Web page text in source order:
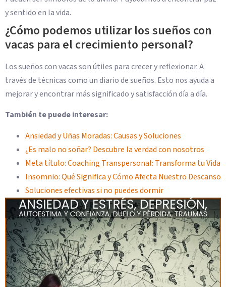
y sentido en la vida.
¿Cómo podemos utilizar los sueños con
vacas para el crecimiento personal?
Los sueños con vacas son útiles para crecer y reflexionar. A
través de técnicas como un diario de sueños. Esto nos ayuda a
mejorar y encontrar más significado y satisfacción día a día.
También te puede interesar:
Ansiedad y Uñas Moradas: Causas y Soluciones
¿Es malo no soñar? Descubre la verdad con nosotros
Meta título: Coaching Transpersonal: Transforma tu Vida
Insomnio: Qué Significa y Cómo Afecta Nuestro Descanso
Soluciones efectivas si no puedes dormir